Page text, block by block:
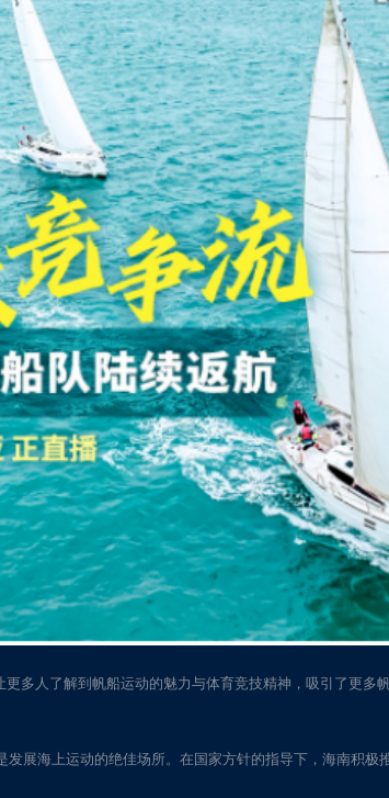
多人了解到帆船运动的魅力与体育竞技精神，吸引了更多
展海上运动的绝佳场所。在国家方针的指导下，海南积极